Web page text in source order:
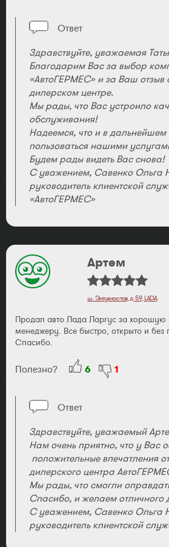
Ответ
Здравствуйте, уважаемая
Благодарим Вас за выбор
«АвтоГЕРМЕС» и за Ваш
дилерском центре.
Мы рады, что Вас устроило
обслуживания!
Надеемся, что и в дальнейшем
пользоваться нашими
Будем рады видеть Вас снова!
С уважением, Савенко Ольга
руководитель клиентской
«АвтоГЕРМЕС»
Артем
ш. Энтузиастов, д. 59,LADA
Продал авто Лада Ларгус за хорошую
менеджеру. Все быстро, открыто и
Спасибо.
Полезно? 6 1
Ответ
Здравствуйте, уважаемый
Нам очень приятно, что у Вас
положительные впечатления
дилерского центра
Мы рады, что смогли
Спасибо, и желаем отличного
С уважением, Савенко Ольга
руководитель клиентской